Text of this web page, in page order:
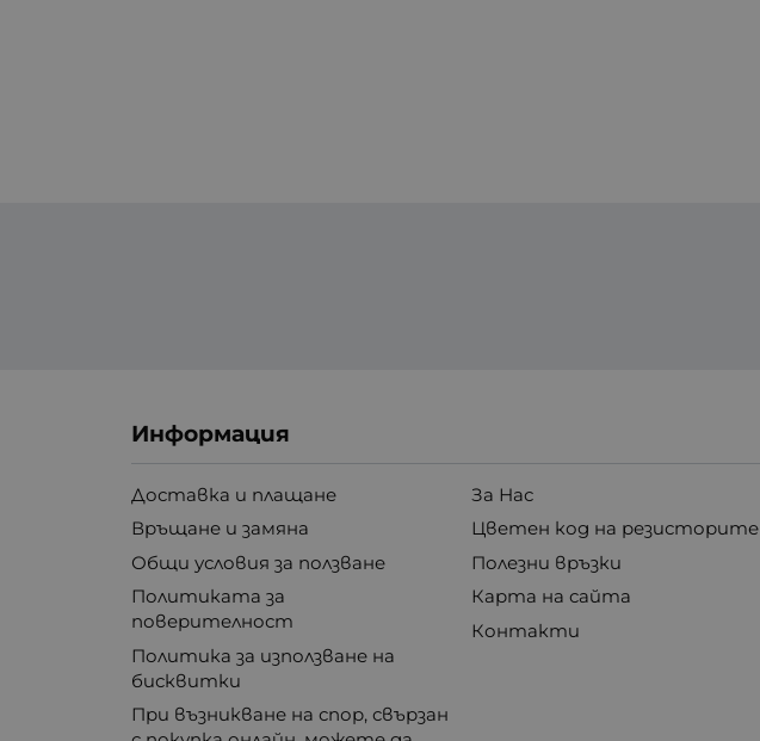
Информация
Доставка и плащане
Връщане и замяна
Общи условия за ползване
Политиката за
поверителност
Политика за използване на
бисквитки
При възникване на спор, свързан
За Нас
Цветен код на резисторите
Полезни връзки
Карта на сайта
Контакти